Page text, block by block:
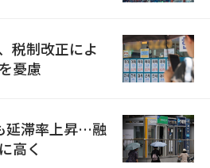
税制改正によ
憂慮
延滞率上昇…融
高く